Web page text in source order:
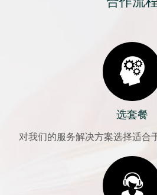
选套餐
对我们的服务解决方案选择适合